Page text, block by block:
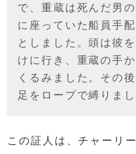
で、重蔵は死んだ男
に座っていた船員手
としました。頭は彼
けに行き、重蔵の手
くるみました。その
足をロープで縛りまし
この証人は、チャーリ